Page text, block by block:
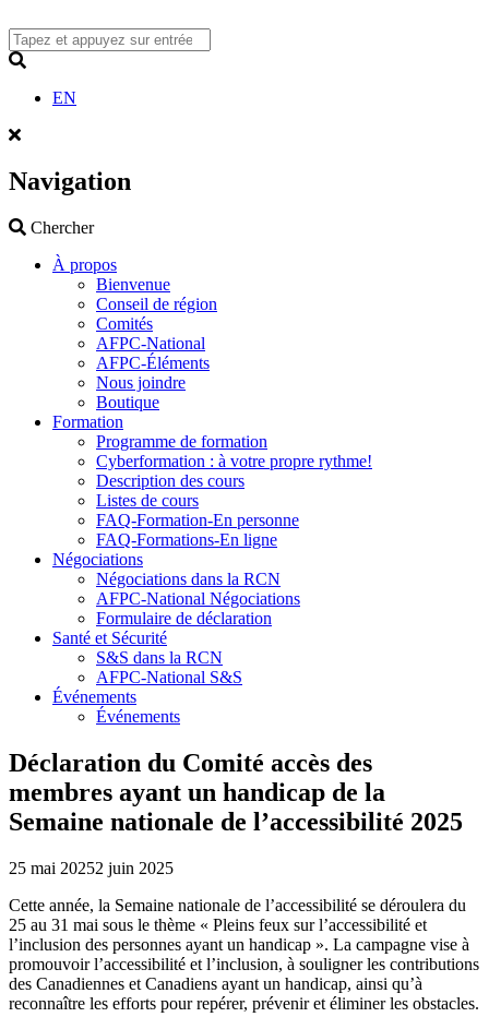
to
content
EN
Navigation
ChercherSearch
À propos
Bienvenue
Conseil de région
Comités
AFPC-National
AFPC-Éléments
Nous joindre
Boutique
Formation
Programme de formation
Cyberformation : à votre propre rythme!
Description des cours
Listes de cours
FAQ-Formation-En personne
FAQ-Formations-En ligne
Négociations
Négociations dans la RCN
AFPC-National Négociations
Formulaire de déclaration
Santé et Sécurité
S&S dans la RCN
AFPC-National S&S
Événements
Événements
Déclaration du Comité accès des
membres ayant un handicap de la
Semaine nationale de l’accessibilité 2025
25 mai 20252 juin 2025
Cette année, la Semaine nationale de l’accessibilité se déroulera du
25 au 31 mai sous le thème « Pleins feux sur l’accessibilité et
l’inclusion des personnes ayant un handicap ». La campagne vise à
promouvoir l’accessibilité et l’inclusion, à souligner les contributions
des Canadiennes et Canadiens ayant un handicap, ainsi qu’à
reconnaître les efforts pour repérer, prévenir et éliminer les obstacles.